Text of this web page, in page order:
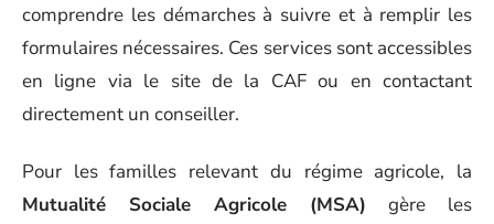
comprendre les démarches à suivre et à remplir les
formulaires nécessaires. Ces services sont accessibles
en ligne via le site de la CAF ou en contactant
directement un conseiller.
Pour les familles relevant du régime agricole, la
Mutualité Sociale Agricole (MSA) gère les